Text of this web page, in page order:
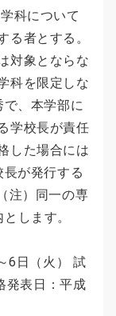
科について
る者とする。
対象とならな
科を限定しな
、本学部に
学校長が責任
した場合には
が発行する
注）同一の専
します。
6日（火） 試
発表日：平成